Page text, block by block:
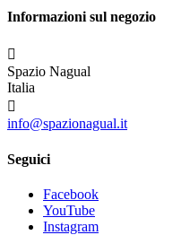
Informazioni sul negozio

Spazio Nagual
Italia

info@spazionagual.it
Seguici
Facebook
YouTube
Instagram